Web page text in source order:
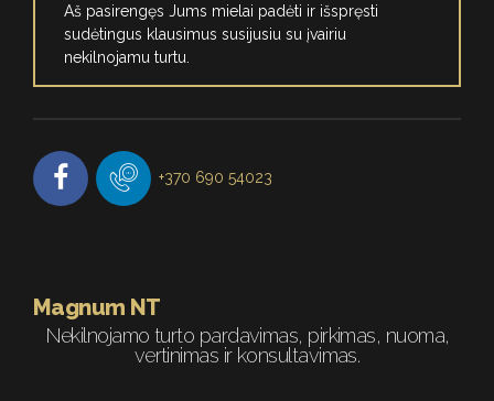
Aš pasirengęs Jums mielai padėti ir išspręsti
sudėtingus klausimus susijusiu su įvairiu
nekilnojamu turtu.
+370 690 54023
Magnum NT
Nekilnojamo turto pardavimas, pirkimas, nuoma,
vertinimas ir konsultavimas.